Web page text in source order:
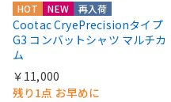
HOT NEW 再入荷
Cootac CryePrecisionタイプ
G3 コンバットシャツ マルチカ
ム
￥11,000
残り1点 お早めに